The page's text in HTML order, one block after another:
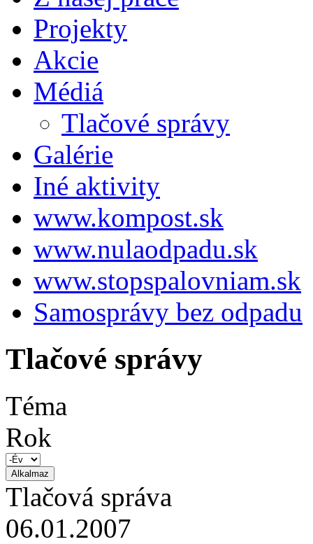
Projekty
Akcie
Médiá
Tlačové správy
Galérie
Iné aktivity
www.kompost.sk
www.nulaodpadu.sk
www.stopspalovniam.sk
Samosprávy bez odpadu
Tlačové správy
Téma
Rok
Tlačová správa
06.01.2007